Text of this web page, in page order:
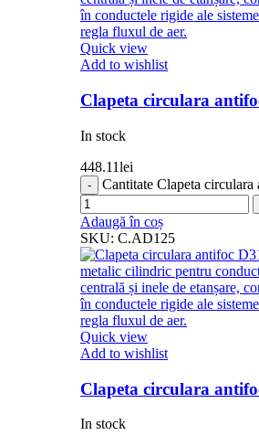
Quick view
Add to wishlist
Clapeta circulara
In stock
448.11lei
Cantitate Clapeta
Adaugă în coș
SKU: C.AD125
Quick view
Add to wishlist
Clapeta circulara
In stock